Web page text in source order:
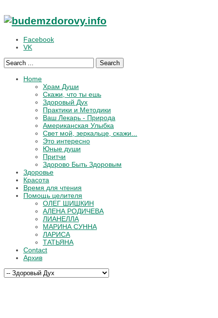
Facebook
VK
Search
Home
Храм Души
Скажи, что ты ешь
Здоровый Дух
Практики и Методики
Ваш Лекарь - Природа
Американская Улыбка
Свет мой, зеркальце, скажи...
Это интересно
Юные души
Притчи
Здорово Быть Здоровым
Здоровье
Красота
Время для чтения
Помощь целителя
ОЛЕГ ШИШКИН
АЛЕНА РОДИЧЕВА
ЛИАНЕЛЛА
МАРИНА СУННА
ЛАРИСА
ТАТЬЯНА
Contact
Архив